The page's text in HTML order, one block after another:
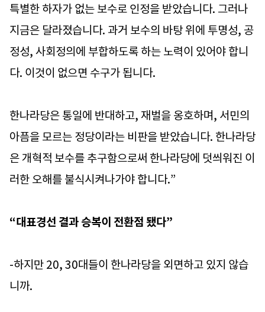
특별한 하자가 없는 보수로 인정을 받았습니다. 그러나
지금은 달라졌습니다. 과거 보수의 바탕 위에 투명성, 공
정성, 사회정의에 부합하도록 하는 노력이 있어야 합니
다. 이것이 없으면 수구가 됩니다.
한나라당은 통일에 반대하고, 재벌을 옹호하며, 서민의
아픔을 모르는 정당이라는 비판을 받았습니다. 한나라당
은 개혁적 보수를 추구함으로써 한나라당에 덧씌워진 이
러한 오해를 불식시켜나가야 합니다.”
“대표경선 결과 승복이 전환점 됐다”
-하지만 20, 30대들이 한나라당을 외면하고 있지 않습
니까.